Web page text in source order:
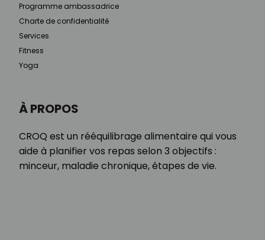
À PROPOS
CROQ est un rééquilibrage alimentaire qui vous
aide à planifier vos repas selon 3 objectifs :
minceur, maladie chronique, étapes de vie.
Programme ambassadrice
Charte de confidentialité
Services
Fitness
Yoga